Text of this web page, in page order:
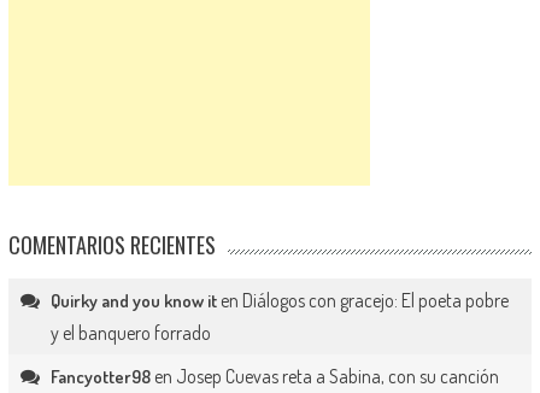
COMENTARIOS RECIENTES
Quirky and you know iten Diálogos con gracejo: El poeta pobre
y el banquero forrado
Fancyotter98en Josep Cuevas reta a Sabina, con su canción